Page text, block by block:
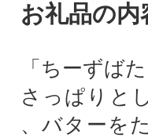
お礼品の内
「ちーずば
さっぱりと
、バターを